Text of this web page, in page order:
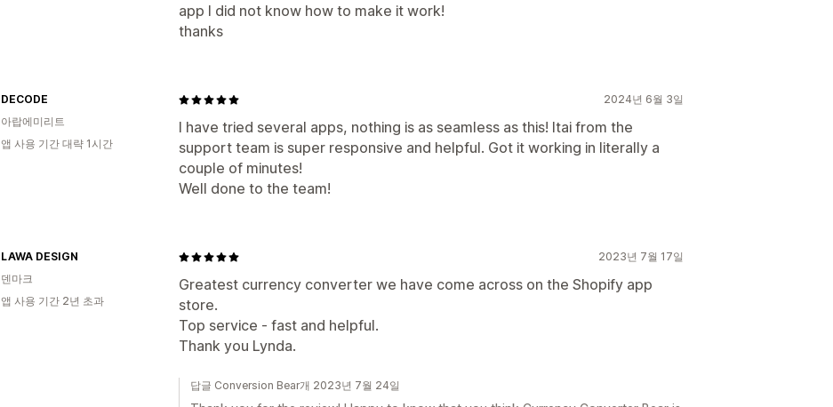
app I did not know how to make it work!
thanks
2024년 6월 3일
I have tried several apps, nothing is as seamless as this! Itai from the
support team is super responsive and helpful. Got it working in literally a
couple of minutes!
Well done to the team!
DECODE
아랍에미리트
앱 사용 기간 대략 1시간
2023년 7월 17일
Greatest currency converter we have come across on the Shopify app
store.
Top service - fast and helpful.
Thank you Lynda.
LAWA DESIGN
덴마크
앱 사용 기간 2년 초과
답글 Conversion Bear개 2023년 7월 24일